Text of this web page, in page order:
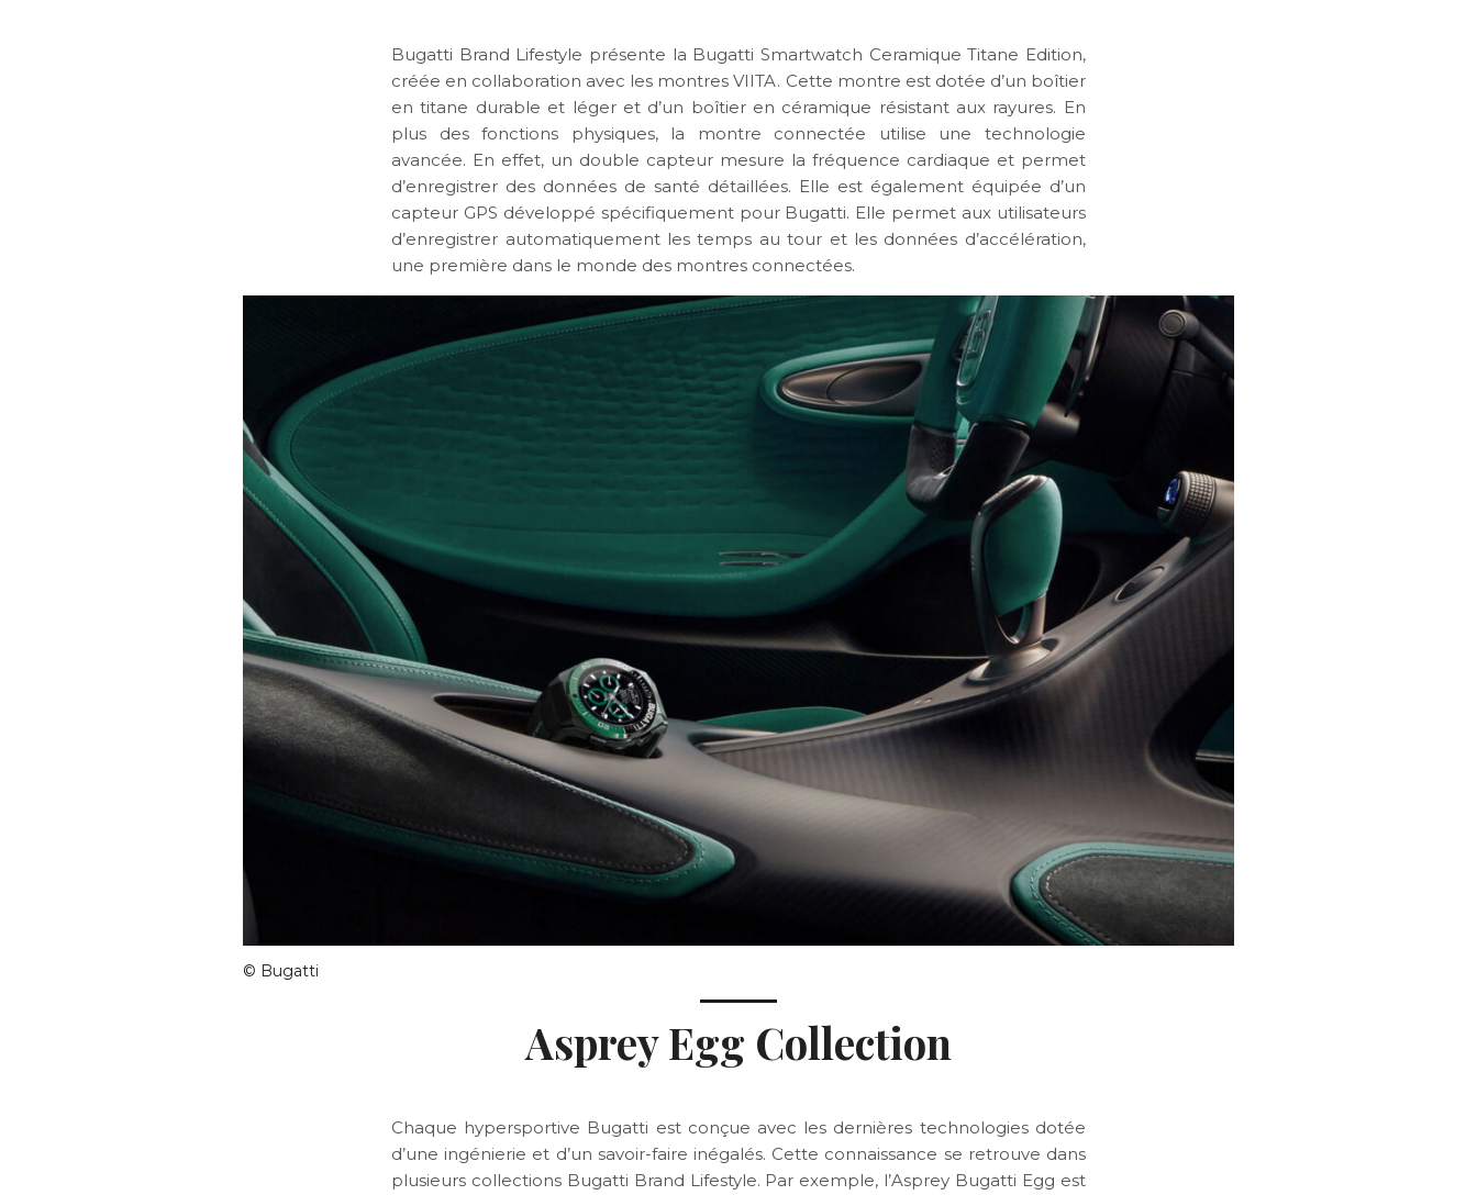
Bugatti Brand Lifestyle présente la Bugatti Smartwatch Ceramique Titane Edition,
créée en collaboration avec les montres VIITA. Cette montre est dotée d’un boîtier
en titane durable et léger et d’un boîtier en céramique résistant aux rayures. En
plus des fonctions physiques, la montre connectée utilise une technologie
avancée. En effet, un double capteur mesure la fréquence cardiaque et permet
d’enregistrer des données de santé détaillées. Elle est également équipée d’un
capteur GPS développé spécifiquement pour Bugatti. Elle permet aux utilisateurs
d’enregistrer automatiquement les temps au tour et les données d’accélération,
une première dans le monde des montres connectées.
© Bugatti
Asprey Egg Collection
Chaque hypersportive Bugatti est conçue avec les dernières technologies dotée
d’une ingénierie et d’un savoir-faire inégalés. Cette connaissance se retrouve dans
plusieurs collections Bugatti Brand Lifestyle. Par exemple, l’Asprey Bugatti Egg est